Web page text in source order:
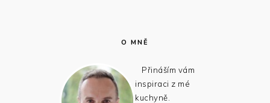
O MNĚ
Přináším vám
inspiraci z mé
kuchyně.